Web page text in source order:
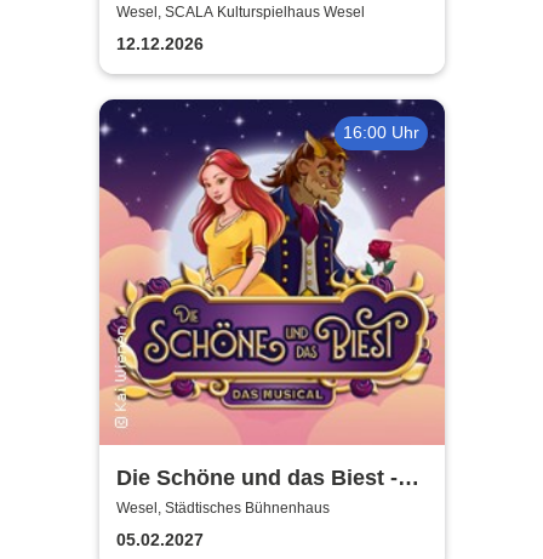
Coldplay
Wesel, SCALA Kulturspielhaus Wesel
12.12.2026
16:00 Uhr
Die Schöne und das Biest -
das Musical | Theater Liberi
Wesel, Städtisches Bühnenhaus
05.02.2027